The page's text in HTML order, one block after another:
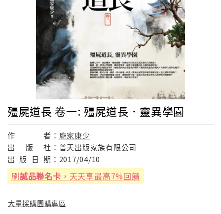
殭屍道長 卷一: 殭屍道長．靈異學園
作 者： 龐家康少
出
版 社： 普天出版家族有限公司
出 版 日 期： 2017/04/10
刷誠品聯名卡 ，天天享最高7%回饋
大量採購團購專區